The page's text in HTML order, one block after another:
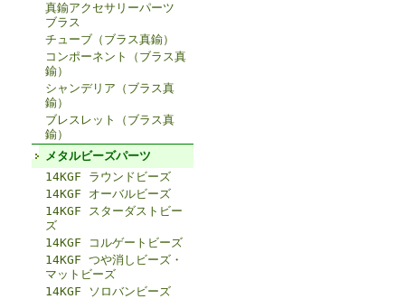
真鍮アクセサリーパーツ
ブラス
チューブ（ブラス真鍮）
コンポーネント（ブラス真
鍮）
シャンデリア（ブラス真
鍮）
ブレスレット（ブラス真
鍮）
メタルビーズパーツ
14KGF ラウンドビーズ
14KGF オーバルビーズ
14KGF スターダストビー
ズ
14KGF コルゲートビーズ
14KGF つや消しビーズ・
マットビーズ
14KGF ソロバンビーズ